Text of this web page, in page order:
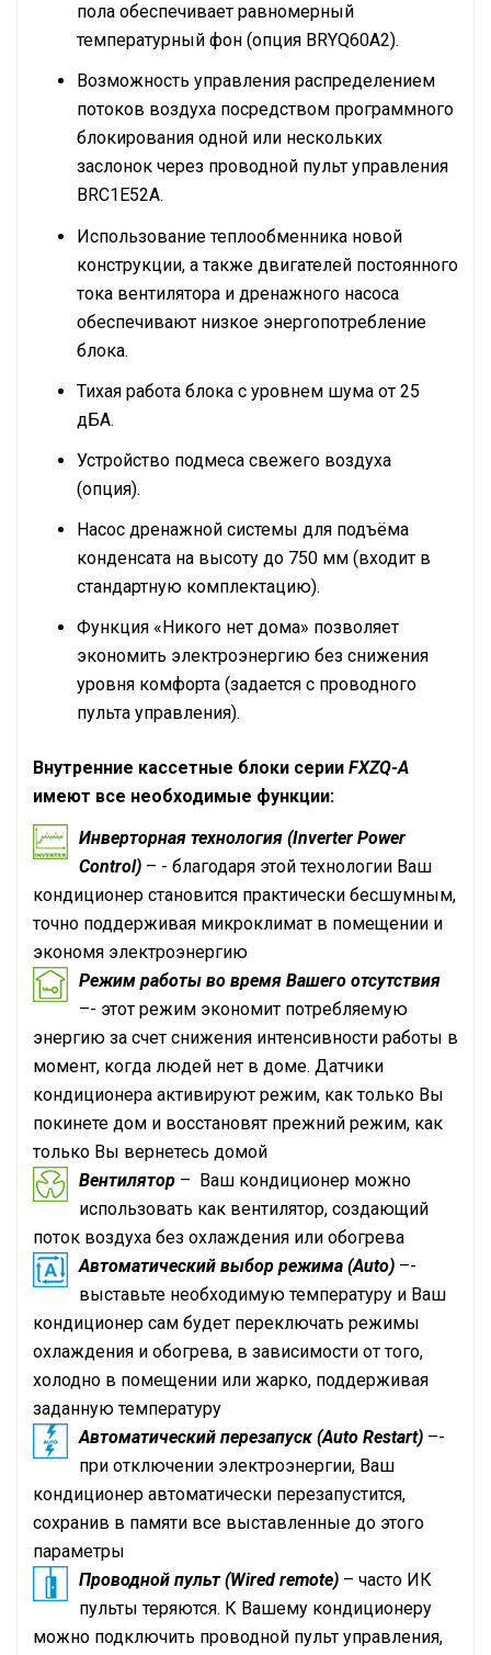
пола обеспечивает равномерный
температурный фон (опция BRYQ60A2).
Возможность управления распределением
потоков воздуха посредством программного
блокирования одной или нескольких
заслонок через проводной пульт управления
BRC1E52A.
Использование теплообменника новой
конструкции, а также двигателей постоянного
тока вентилятора и дренажного насоса
обеспечивают низкое энергопотребление
блока.
Тихая работа блока с уровнем шума от 25
дБА.
Устройство подмеса свежего воздуха
(опция).
Насос дренажной системы для подъёма
конденсата на высоту до 750 мм (входит в
стандартную комплектацию).
Функция «Никого нет дома» позволяет
экономить электроэнергию без снижения
уровня комфорта (задается с проводного
пульта управления).
Внутренние кассетные блоки серии FXZQ-A
имеют все необходимые функции:
Инверторная технология (Inverter Power
Control) – - благодаря этой технологии Ваш
кондиционер становится практически бесшумным,
точно поддерживая микроклимат в помещении и
экономя электроэнергию
Режим работы во время Вашего отсутствия
–- этот режим экономит потребляемую
энергию за счет снижения интенсивности работы в
момент, когда людей нет в доме. Датчики
кондиционера активируют режим, как только Вы
покинете дом и восстановят прежний режим, как
только Вы вернетесь домой
Вентилятор – Ваш кондиционер можно
использовать как вентилятор, создающий
поток воздуха без охлаждения или обогрева
Автоматический выбор режима (Auto) –-
выставьте необходимую температуру и Ваш
кондиционер сам будет переключать режимы
охлаждения и обогрева, в зависимости от того,
холодно в помещении или жарко, поддерживая
заданную температуру
Автоматический перезапуск (Auto Restart) –-
при отключении электроэнергии, Ваш
кондиционер автоматически перезапустится,
сохранив в памяти все выставленные до этого
параметры
Проводной пульт (Wired remote) – часто ИК
пульты теряются. К Вашему кондиционеру
можно подключить проводной пульт управления,